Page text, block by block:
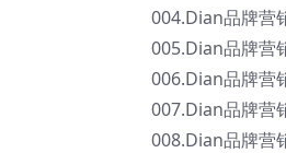
❅
❅
004.Dian品牌营
005.Dian品牌营
006.Dian品牌营
007.Dian品牌营
008.Dian品牌营